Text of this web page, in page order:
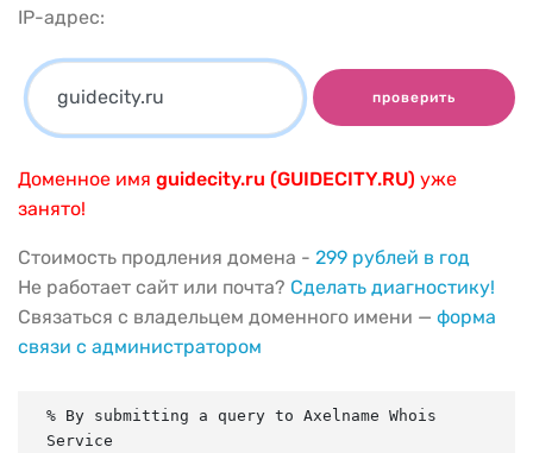
IP-адрес:
проверить
Доменное имя guidecity.ru (GUIDECITY.RU) уже
занято!
Стоимость продления домена - 299 рублей в год
Не работает сайт или почта? Сделать диагностику!
Связаться с владельцем доменного имени — форма
связи с администратором
% By submitting a query to Axelname Whois
Service